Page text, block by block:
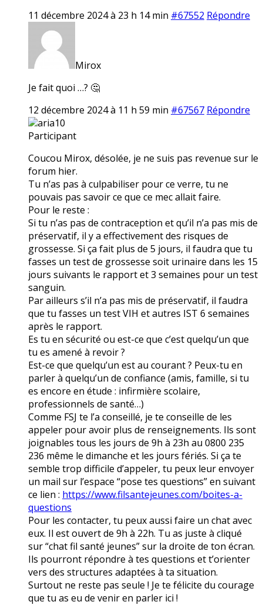
11 décembre 2024 à 23 h 14 min #67552 Répondre
Mirox
Je fait quoi …? 🤔
12 décembre 2024 à 11 h 59 min #67567 Répondre
aria10
Participant
Coucou Mirox, désolée, je ne suis pas revenue sur le
forum hier.
Tu n’as pas à culpabiliser pour ce verre, tu ne
pouvais pas savoir ce que ce mec allait faire.
Pour le reste :
Si tu n’as pas de contraception et qu’il n’a pas mis de
préservatif, il y a effectivement des risques de
grossesse. Si ça fait plus de 5 jours, il faudra que tu
fasses un test de grossesse soit urinaire dans les 15
jours suivants le rapport et 3 semaines pour un test
sanguin.
Par ailleurs s’il n’a pas mis de préservatif, il faudra
que tu fasses un test VIH et autres IST 6 semaines
après le rapport.
Es tu en sécurité ou est-ce que c’est quelqu’un que
tu es amené à revoir ?
Est-ce que quelqu’un est au courant ? Peux-tu en
parler à quelqu’un de confiance (amis, famille, si tu
es encore en étude : infirmière scolaire,
professionnels de santé…)
Comme FSJ te l’a conseillé, je te conseille de les
appeler pour avoir plus de renseignements. Ils sont
joignables tous les jours de 9h à 23h au 0800 235
236 même le dimanche et les jours fériés. Si ça te
semble trop difficile d’appeler, tu peux leur envoyer
un mail sur l’espace “pose tes questions” en suivant
ce lien : https://www.filsantejeunes.com/boites-a-
questions
Pour les contacter, tu peux aussi faire un chat avec
eux. Il est ouvert de 9h à 22h. Tu as juste à cliqué
sur “chat fil santé jeunes” sur la droite de ton écran.
Ils pourront répondre à tes questions et t’orienter
vers des structures adaptées à ta situation.
Surtout ne reste pas seule ! Je te félicite du courage
que tu as eu de venir en parler ici !